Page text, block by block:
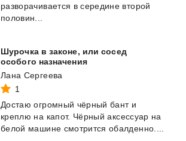
разворачивается в середине второй
половин...
Шурочка в законе, или сосед
особого назначения
Лана Сергеева
1
Достаю огромный чёрный бант и
креплю на капот. Чёрный аксессуар на
белой машине смотрится обалденно....